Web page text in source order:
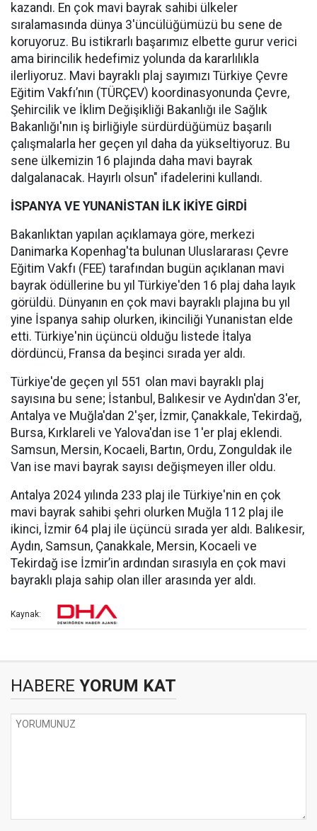
kazandı. En çok mavi bayrak sahibi ülkeler
sıralamasında dünya 3'üncülüğümüzü bu sene de
koruyoruz. Bu istikrarlı başarımız elbette gurur verici
ama birincilik hedefimiz yolunda da kararlılıkla
ilerliyoruz. Mavi bayraklı plaj sayımızı Türkiye Çevre
Eğitim Vakfı’nın (TÜRÇEV) koordinasyonunda Çevre,
Şehircilik ve İklim Değişikliği Bakanlığı ile Sağlık
Bakanlığı'nın iş birliğiyle sürdürdüğümüz başarılı
çalışmalarla her geçen yıl daha da yükseltiyoruz. Bu
sene ülkemizin 16 plajında daha mavi bayrak
dalgalanacak. Hayırlı olsun" ifadelerini kullandı.
İSPANYA VE YUNANİSTAN İLK İKİYE GİRDİ
Bakanlıktan yapılan açıklamaya göre, merkezi
Danimarka Kopenhag'ta bulunan Uluslararası Çevre
Eğitim Vakfı (FEE) tarafından bugün açıklanan mavi
bayrak ödüllerine bu yıl Türkiye'den 16 plaj daha layık
görüldü. Dünyanın en çok mavi bayraklı plajına bu yıl
yine İspanya sahip olurken, ikinciliği Yunanistan elde
etti. Türkiye'nin üçüncü olduğu listede İtalya
dördüncü, Fransa da beşinci sırada yer aldı.
Türkiye'de geçen yıl 551 olan mavi bayraklı plaj
sayısına bu sene; İstanbul, Balıkesir ve Aydın'dan 3'er,
Antalya ve Muğla'dan 2'şer, İzmir, Çanakkale, Tekirdağ,
Bursa, Kırklareli ve Yalova'dan ise 1'er plaj eklendi.
Samsun, Mersin, Kocaeli, Bartın, Ordu, Zonguldak ile
Van ise mavi bayrak sayısı değişmeyen iller oldu.
Antalya 2024 yılında 233 plaj ile Türkiye'nin en çok
mavi bayrak sahibi şehri olurken Muğla 112 plaj ile
ikinci, İzmir 64 plaj ile üçüncü sırada yer aldı. Balıkesir,
Aydın, Samsun, Çanakkale, Mersin, Kocaeli ve
Tekirdağ ise İzmir’in ardından sırasıyla en çok mavi
bayraklı plaja sahip olan iller arasında yer aldı.
Kaynak:
HABERE YORUM KAT